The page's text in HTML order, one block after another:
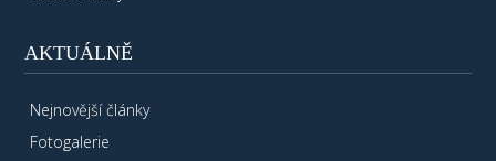
AKTUÁLNĚ
Nejnovější články
Fotogalerie